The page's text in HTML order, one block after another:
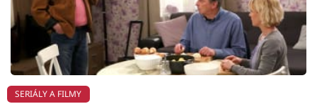
SERIÁLY A FILMY